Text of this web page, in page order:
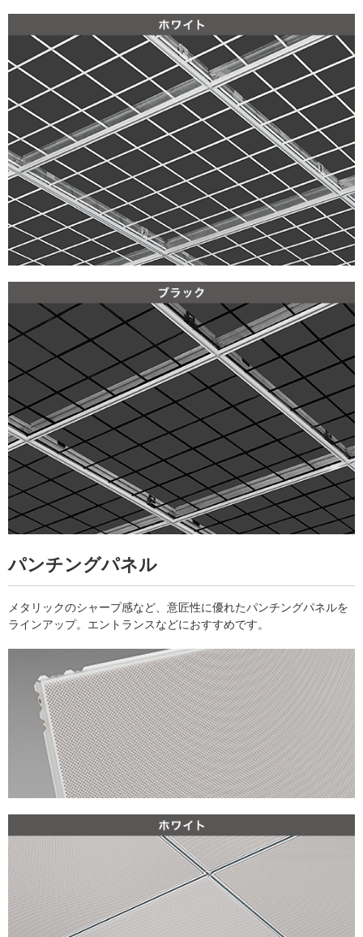
パンチングパネル
メタリックのシャープ感など、意匠性に優れたパンチングパネルを
ラインアップ。エントランスなどにおすすめです。